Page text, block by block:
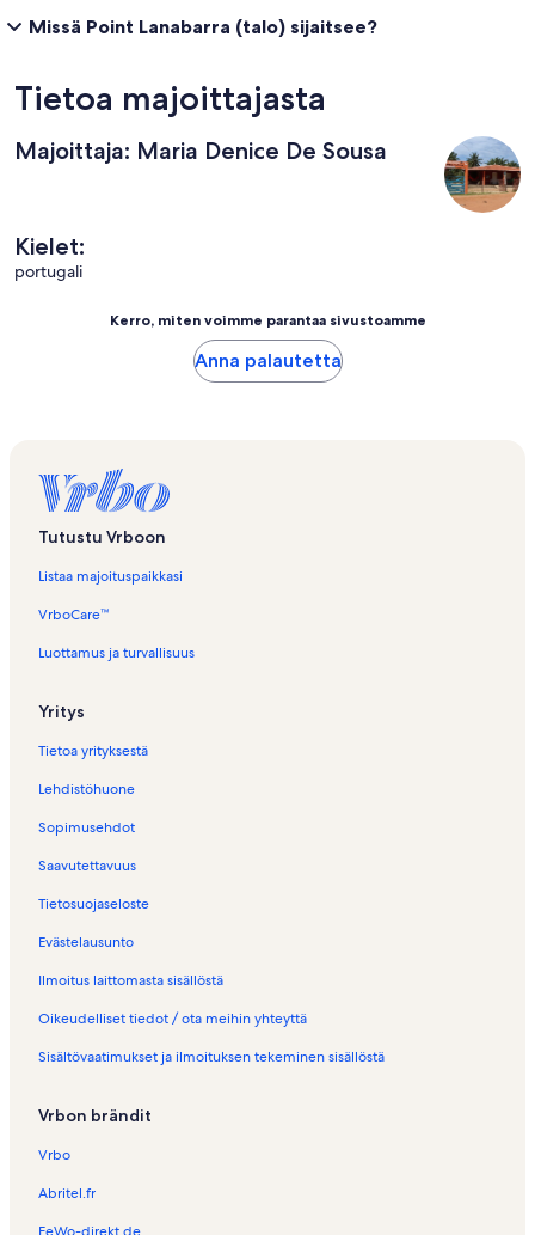
Missä Point Lanabarra (talo) sijaitsee?
Tietoa majoittajasta
Majoittaja: Maria Denice De Sousa
Kielet:
portugali
Kerro, miten voimme parantaa sivustoamme
Anna palautetta
Tutustu Vrboon
Listaa majoituspaikkasi
VrboCare™
Luottamus ja turvallisuus
Yritys
Tietoa yrityksestä
Lehdistöhuone
Sopimusehdot
Saavutettavuus
Tietosuojaseloste
Evästelausunto
Ilmoitus laittomasta sisällöstä
Oikeudelliset tiedot / ota meihin yhteyttä
Sisältövaatimukset ja ilmoituksen tekeminen sisällöstä
Vrbon brändit
Vrbo
Abritel.fr